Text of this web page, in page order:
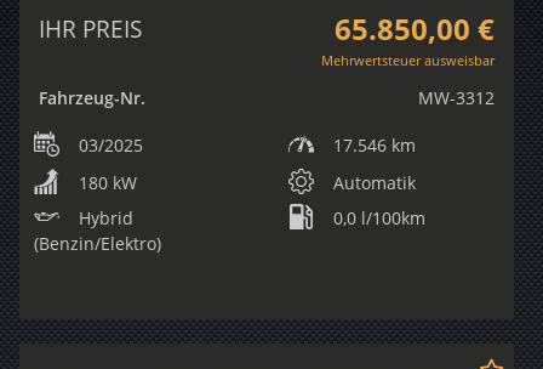
IHR PREIS 65.850,00 €
Mehrwertsteuer ausweisbar
Fahrzeug-Nr. MW-3312
03/2025
17.546 km
180 kW
Automatik
Hybrid
(Benzin/Elektro)
0,0 l/100km